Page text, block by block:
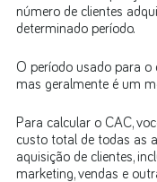
número de clientes
determinado período.
O período usado para o
mas geralmente é um
Para calcular o CAC,
custo total de todas as
aquisição de clientes,
marketing, vendas e